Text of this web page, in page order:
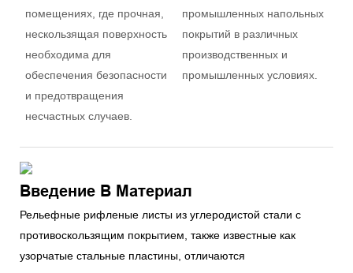
помещениях, где прочная,
нескользящая поверхность
необходима для
обеспечения безопасности
и предотвращения
несчастных случаев.
промышленных напольных
покрытий в различных
производственных и
промышленных условиях.
Введение В Материал
Рельефные рифленые листы из углеродистой стали с
противоскользящим покрытием, также известные как
узорчатые стальные пластины, отличаются